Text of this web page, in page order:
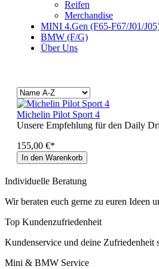
Reifen
Merchandise
MINI 4.Gen (F65-F67/J01/
BMW (F/G)
Über Uns
Michelin Pilot Sport 4
Unsere Empfehlung für den Daily
155,00 €*
In den Warenkorb
Individuelle Beratung
Wir beraten euch gerne zu euren Ideen
Top Kundenzufriedenheit
Kundenservice und deine Zufriedenheit
Mini & BMW Service